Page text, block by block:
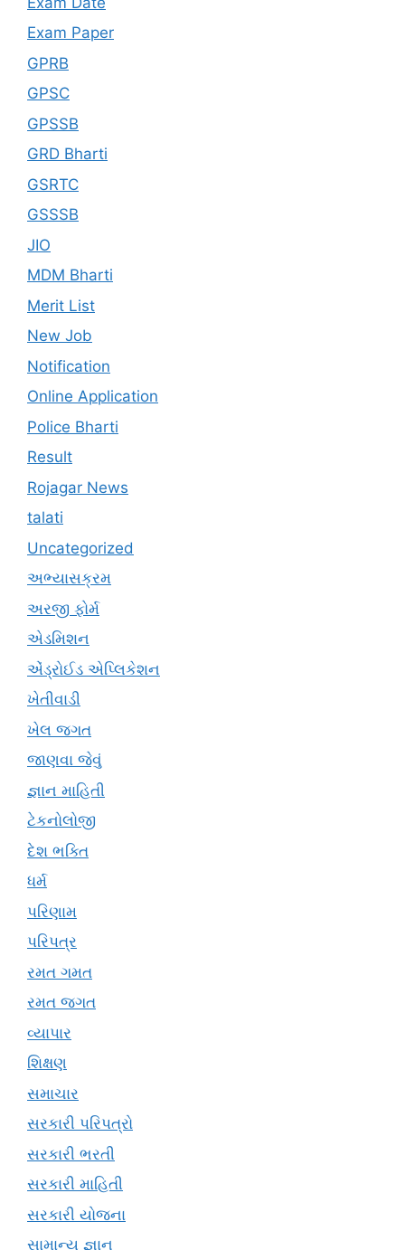
Exam Paper
GPRB
GPSC
GPSSB
GRD Bharti
GSRTC
GSSSB
JIO
MDM Bharti
Merit List
New Job
Notification
Online Application
Police Bharti
Result
Rojagar News
talati
Uncategorized
અભ્યાસક્રમ
અરજી ફોર્મ
એડમિશન
એંડ્રોઈડ એપ્લિકેશન
ખેતીવાડી
ખેલ જગત
જાણવા જેવું
જ્ઞાન માહિતી
ટેકનોલોજી
દેશ ભક્તિ
ધર્મ
પરિણામ
પરિપત્ર
રમત ગમત
રમત જગત
વ્યાપાર
શિક્ષણ
સમાચાર
સરકારી પરિપત્રો
સરકારી ભરતી
સરકારી માહિતી
સરકારી યોજના
સામાન્ય જ્ઞાન